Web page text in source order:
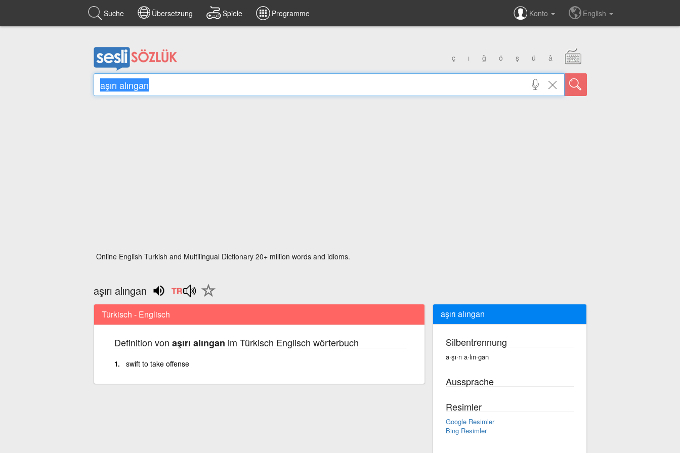
Suche Übersetzung Spiele Programme Konto English
ç ı ğ ö ş ü â
Online English Turkish and Multilingual Dictionary 20+ million words and idioms.
aşırı alıngan
Türkisch - Englisch
Definition von aşırı alıngan im Türkisch Englisch wörterbuch
swift to take offense
aşırı alıngan
Silbentrennung
a·şı·rı a·lın·gan
Aussprache
Resimler
Google Resimler
Bing Resimler